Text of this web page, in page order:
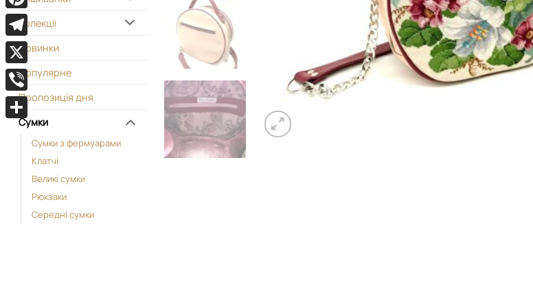
Колекціі
Новинки
Популярне
Пропозиція дня
Сумки
Cумки з фермуарами
Kлатчі
Великі сумки
Рюкзаки
Середні сумки
Pinterest
Telegram
X
Viber
Поділитися